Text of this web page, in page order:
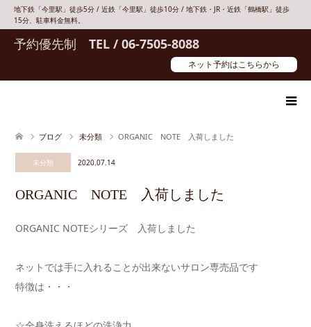
地下鉄「今里駅」徒歩5分 / 近鉄「今里駅」徒歩10分 / 地下鉄・JR・近鉄「鶴橋駅」徒歩
15分、駐車料金無料。
予約優先制 TEL / 06-7505-8088
ネット予約はこちらから
ブログ 未分類 ORGANIC NOTE 入荷しました
未分類 2020.07.14
ORGANIC NOTE 入荷しました
ORGANIC NOTEシリーズ 入荷しました
ネットでは手に入れることが出来ないサロン専売品です
特徴は・・・